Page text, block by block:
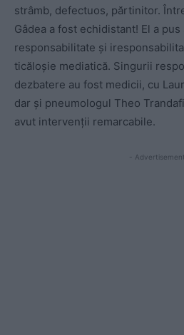
strâmb, defectuos, părtinitor.
Gâdea a fost echidistant! El a
responsabilitate și
ticăloșie mediatică. Singurii
dezbatere au fost medicii, cu
dar și pneumologul Theo
avut intervenții remarcabile.
- Advertisement